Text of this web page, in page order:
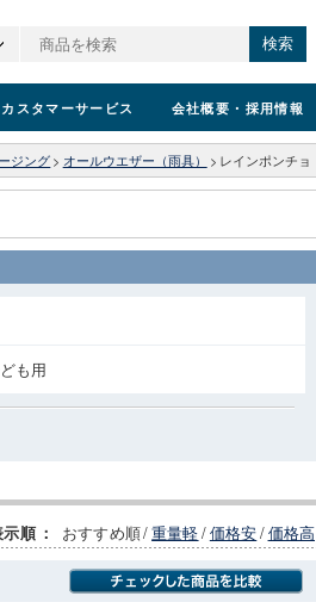
検索
カスタマーサービス 会社概要 ・採用情報
ジング > オールウエザー（雨具） > レインポンチョ
も用
示順 ： おすすめ順/重量軽/価格安/価格高